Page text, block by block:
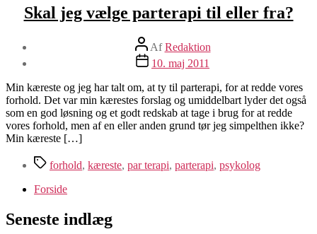
Skal jeg vælge parterapi til eller fra?
Indlægsforfatter
AfRedaktion
Indlægsdato
10. maj 2011
Min kæreste og jeg har talt om, at ty til parterapi, for at redde vores
forhold. Det var min kærestes forslag og umiddelbart lyder det også
som en god løsning og et godt redskab at tage i brug for at redde
vores forhold, men af en eller anden grund tør jeg simpelthen ikke?
Min kæreste […]
Tagsforhold, kæreste, par terapi, parterapi, psykolog
Forside
Seneste indlæg